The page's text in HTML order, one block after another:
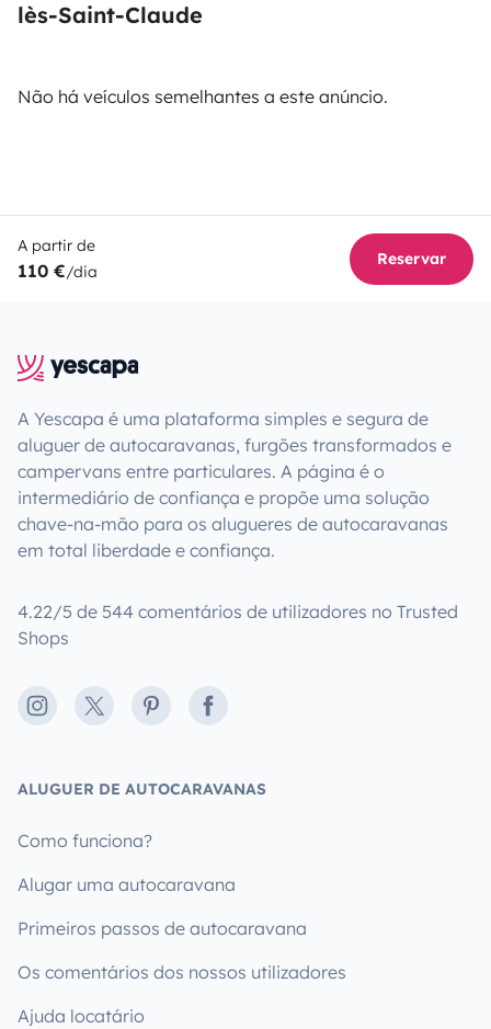
lès-Saint-Claude
Não há veículos semelhantes a este anúncio.
A partir de
110 €/dia
Reservar
A Yescapa é uma plataforma simples e segura de
aluguer de autocaravanas, furgões transformados e
campervans entre particulares. A página é o
intermediário de confiança e propõe uma solução
chave-na-mão para os alugueres de autocaravanas
em total liberdade e confiança.
4.22/5 de 544 comentários de utilizadores no Trusted
Shops
Instagram
X PinterestFacebook
ALUGUER DE AUTOCARAVANAS
Como funciona?
Alugar uma autocaravana
Primeiros passos de autocaravana
Os comentários dos nossos utilizadores
Ajuda locatário